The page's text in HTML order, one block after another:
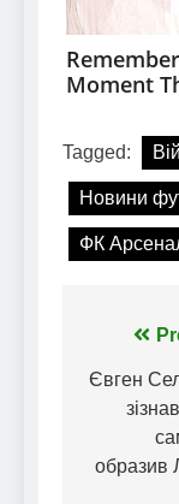
Tagged:
Новини
ФК
Євген
образив